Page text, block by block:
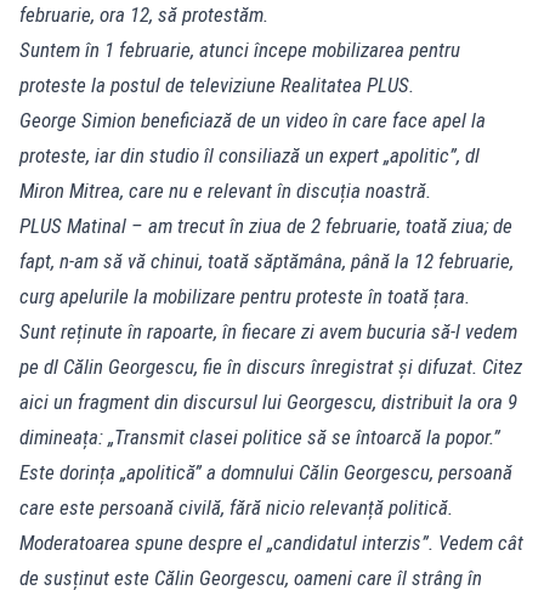
februarie, ora 12, să protestăm.
Suntem în 1 februarie, atunci începe mobilizarea pentru
proteste la postul de televiziune Realitatea PLUS.
George Simion beneficiază de un video în care face apel la
proteste, iar din studio îl consiliază un expert „apolitic”, dl
Miron Mitrea, care nu e relevant în discuția noastră.
PLUS Matinal – am trecut în ziua de 2 februarie, toată ziua; de
fapt, n-am să vă chinui, toată săptămâna, până la 12 februarie,
curg apelurile la mobilizare pentru proteste în toată țara.
Sunt reținute în rapoarte, în fiecare zi avem bucuria să-l vedem
pe dl Călin Georgescu, fie în discurs înregistrat și difuzat. Citez
aici un fragment din discursul lui Georgescu, distribuit la ora 9
dimineața: „Transmit clasei politice să se întoarcă la popor.”
Este dorința „apolitică” a domnului Călin Georgescu, persoană
care este persoană civilă, fără nicio relevanță politică.
Moderatoarea spune despre el „candidatul interzis”. Vedem cât
de susținut este Călin Georgescu, oameni care îl strâng în